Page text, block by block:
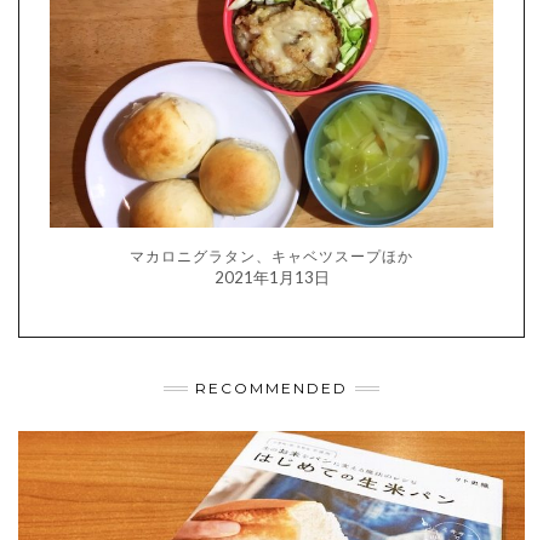
マカロニグラタン、キャベツスープほか
2021年1月13日
RECOMMENDED